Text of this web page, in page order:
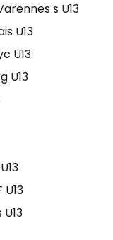
s U13
U13
U13
U13